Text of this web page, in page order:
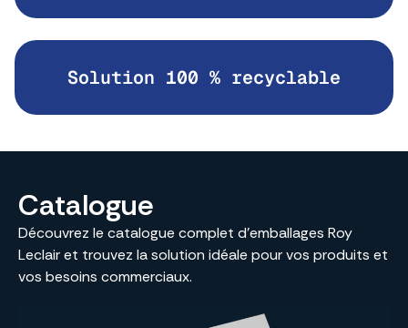
Solution 100 % recyclable
Catalogue
Découvrez le catalogue complet d’emballages Roy
Leclair et trouvez la solution idéale pour vos produits et
vos besoins commerciaux.